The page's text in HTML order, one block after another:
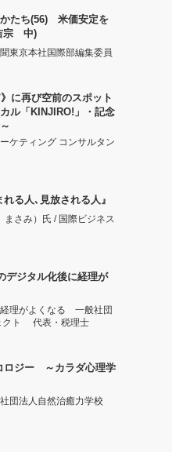
たち(56) 米価安定を
宗 中)
東京本社国際部編集委員
に再び空前のスポット
ル「KINJIRO!」・記念
ケティング コンサルタン
る人､見放される人』
さみ）氏 / 国際ビジネス
ジタル化後に経理が
理がよくなる 一般社団
クト 代表・税理士
ロジー ～カラダ心理学
団法人自然治癒力学校